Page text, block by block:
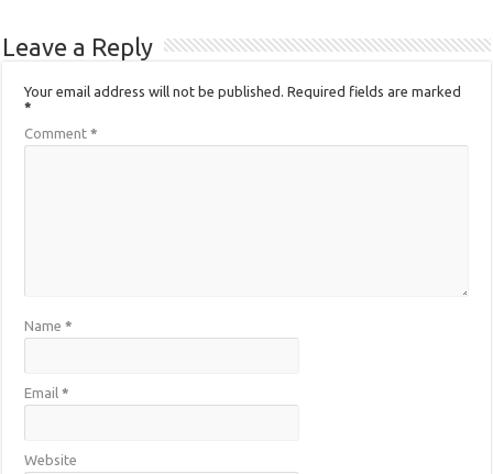
Leave a Reply
Your email address will not be published. Required fields are marked
*
Comment*
Name*
Email*
Website